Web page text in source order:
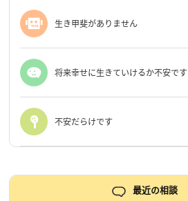
生き甲斐がありません
将来幸せに生きていけるか不安です
不安だらけです
最近の相談